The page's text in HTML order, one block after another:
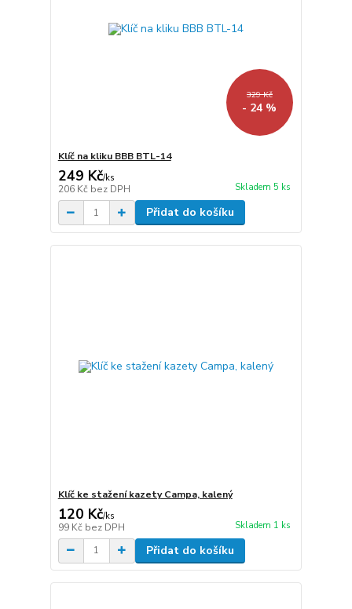
329 Kč
- 24 %
Klíč na kliku BBB BTL-14
249 Kč/ks
206 Kč bez DPH Skladem 5 ks
Přidat do košíku
Klíč ke stažení kazety Campa, kalený
120 Kč/ks
99 Kč bez DPH Skladem 1 ks
Přidat do košíku